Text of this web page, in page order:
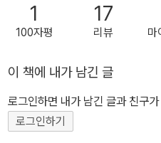
블루와 친구들의 시간과 공간을
다! 지구가 퍼즐 조각처럼 나뉘어 있다고? 쓰레기를 모아 부자가 되
는 방법은? 바다에서 잡은 물고
뜻 엉뚱해 보이는 질문들이 어린
그런 호기심들. 물론 그 해답은 과
이 폭발하는 아수라장 속에서 사과
1
100자평
17
리뷰 마
이 책에 내가 남긴 글
로그인하면 내가 남긴 글과 친구
로그인하기